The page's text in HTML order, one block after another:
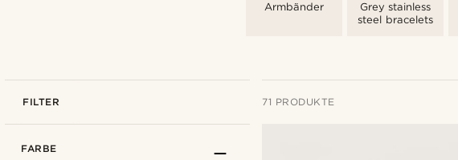
Armbänder
Grey stainless
steel bracelets
FILTER 71 PRODUKTE
FARBE